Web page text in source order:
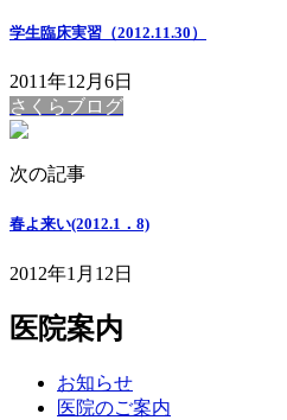
学生臨床実習（2012.11.30）
2011年12月6日
さくらブログ
次の記事
春よ来い(2012.1．8)
2012年1月12日
医院案内
お知らせ
医院のご案内